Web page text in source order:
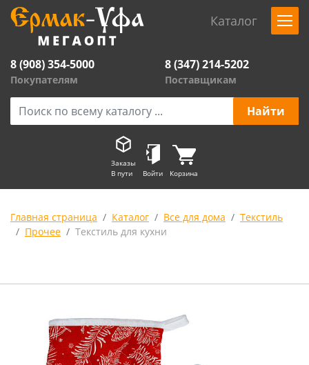
Каталог
8 (908) 354-5000
Покупателям
8 (347) 214-5202
Поставщикам
Заказы
В пути
Войти Корзина
Главная страница Каталог Все для дома
Текстиль
Прочее
Текстиль для кухни